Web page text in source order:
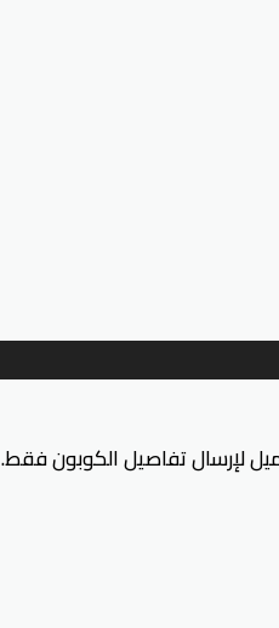
لإرسال تفاصيل الكوبون فقط.